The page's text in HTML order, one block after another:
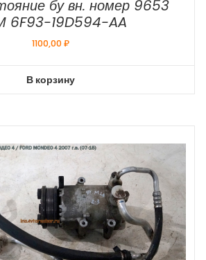
бу вн. номер 9653
6F93-19D594-AA
1100,00₽
В корзину